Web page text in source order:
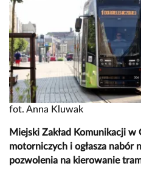
fot. Anna Kluwak
Miejski Zakład Komunikacji w
motorniczych i ogłasza nabór
pozwolenia na kierowanie